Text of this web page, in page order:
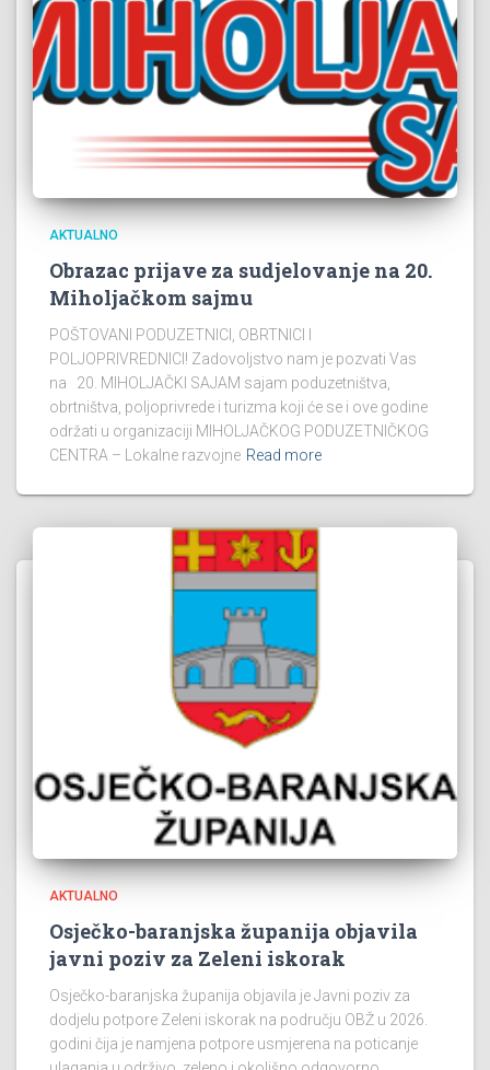
AKTUALNO
Obrazac prijave za sudjelovanje na 20.
Miholjačkom sajmu
POŠTOVANI PODUZETNICI, OBRTNICI I
POLJOPRIVREDNICI! Zadovoljstvo nam je pozvati Vas
na 20. MIHOLJAČKI SAJAM sajam poduzetništva,
obrtništva, poljoprivrede i turizma koji će se i ove godine
održati u organizaciji MIHOLJAČKOG PODUZETNIČKOG
CENTRA – Lokalne razvojne Read more
AKTUALNO
Osječko-baranjska županija objavila
javni poziv za Zeleni iskorak
Osječko-baranjska županija objavila je Javni poziv za
dodjelu potpore Zeleni iskorak na području OBŽ u 2026.
godini čija je namjena potpore usmjerena na poticanje